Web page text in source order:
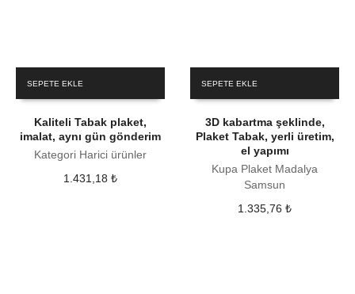
SEPETE EKLE
Kaliteli Tabak plaket,
imalat, aynı gün gönderim
Kategori Harici ürünler
1.431,18 ₺
SEPETE EKLE
3D kabartma şeklinde,
Plaket Tabak, yerli üretim,
el yapımı
Kupa Plaket Madalya
Samsun
1.335,76₺